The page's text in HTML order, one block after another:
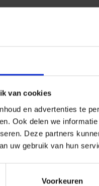
van cookies
en advertenties te
Ook delen we
Deze partners
uw gebruik van hun
Voorkeuren